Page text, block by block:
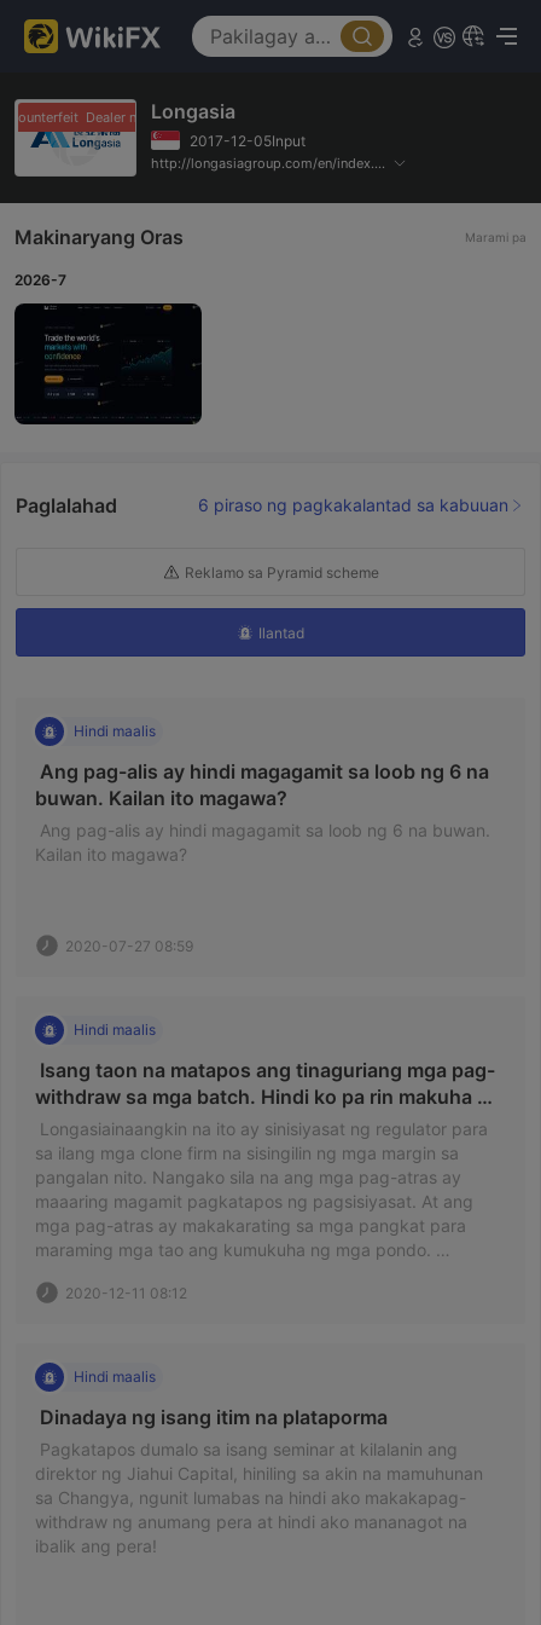
Counterfeit Dealer na Counterfeit
Longasia
2017-12-05Input
http://longasiagroup.com/en/index.php
Makinaryang Oras Marami pa
2026-7
Paglalahad 6 piraso ng pagkakalantad sa kabuuan
Reklamo sa Pyramid scheme
Ilantad
Hindi maalis
Ang pag-alis ay hindi magagamit sa loob ng 6 na
Ang pag-alis ay hindi magagamit sa loob ng 6 na buwan.
2020-07-27 08:59
Hindi maalis
Isang taon na matapos ang tinaguriang mga pag-
withdraw sa mga batch. Hindi ko pa rin makuha
ang aking mga pag-atras!
Longasiainaangkin na ito ay sinisiyasat ng regulator para
sa ilang mga clone firm na sisingilin ng mga margin sa
pangalan nito. Nangako sila na ang mga pag-atras ay
maaaring magamit pagkatapos ng pagsisiyasat. At ang
mga pag-atras ay makakarating sa mga pangkat para
maraming mga tao ang kumukuha ng mga pondo.
Pinagana ko ang aking sarili at mayroong komisyon na ￥
2020-12-11 08:12
Hindi maalis
Pagkatapos dumalo sa isang seminar at kilalanin ang
direktor ng Jiahui Capital, hiniling sa akin na mamuhunan
sa Changya, ngunit lumabas na hindi ako makakapag-
withdraw ng anumang pera at hindi ako mananagot na